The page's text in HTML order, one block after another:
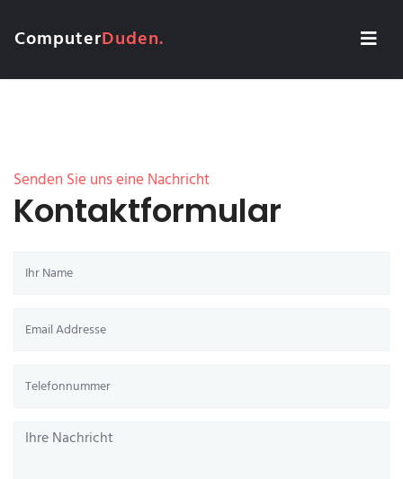
ComputerDuden.
Senden Sie uns eine Nachricht
Kontaktformular